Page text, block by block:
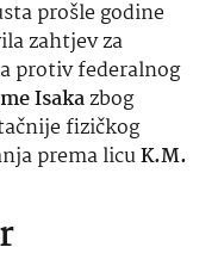
prošle godine
zahtjev za
protiv federalnog
Isakazbog
fizičkog
prema licuK.M.